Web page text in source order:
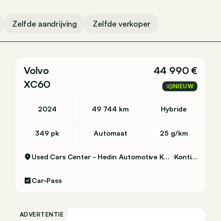
Zelfde aandrijving Zelfde verkoper
Volvo
XC60
44 990 €
NIEUW
2024 49 744 km Hybride
349 pk Automaat 25 g/km
Used Cars Center - Hedin Automotive Kontich Kontich
Car-Pass
ADVERTENTIE